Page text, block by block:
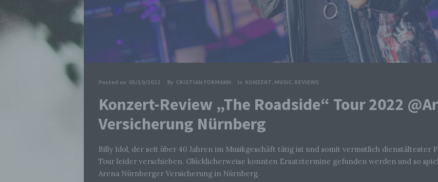
Posted on 05/10/2022 By CRISTIAN FORMANN In KONZERT, MUSIC, REVIEWS
Konzert-Review „The Roadside“ Tour 2022
Versicherung Nürnberg
Billy Idol, der seit über 40 Jahren im Musikgeschäft tätig ist und somit vermutlich dienstältester
Tour leider verschieben. Glücklicherweise konnten Ersatztermine gefunden werden und so
Arena Nürnberger Versicherung in Nürnberg.